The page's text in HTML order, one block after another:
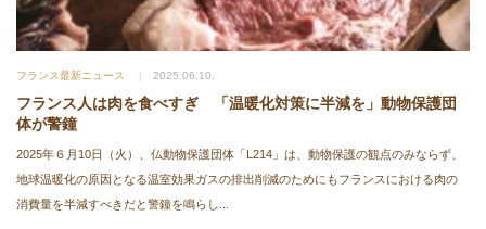
フランス最新ニュース 2025.06.10.
フランス人は肉を食べすぎ 「温暖化対策に半減を」動物保護団
体が警鐘
2025年６月10日（火）、仏動物保護団体「L214」は、動物保護の観点のみならず、
地球温暖化の原因となる温室効果ガスの排出削減のためにもフランスにおける肉の
消費量を半減すべきだと警鐘を鳴らし...